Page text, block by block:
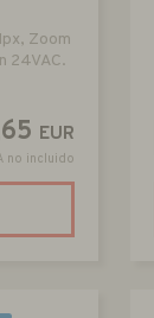
Zoom
24VAC.
EUR
no incluido